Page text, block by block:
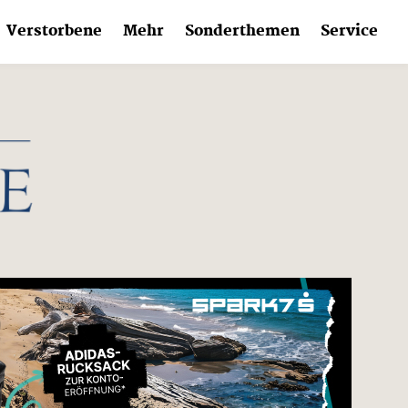
Verstorbene Mehr Sonderthemen Service